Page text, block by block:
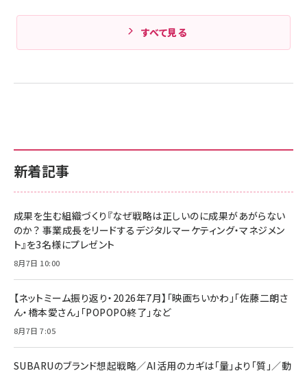
新着記事
成果を生む組織づくり『なぜ戦略は正しいのに成果があがらない
のか？ 事業成長をリードするデジタルマーケティング・マネジメン
ト』を3名様にプレゼント
8月7日 10:00
【ネットミーム振り返り・2026年7月】「映画ちいかわ」「佐藤二朗さ
ん・橋本愛さん」「POPOPO終了」など
8月7日 7:05
SUBARUのブランド想起戦略／AI活用のカギは「量」より「質」／動
すべて見る